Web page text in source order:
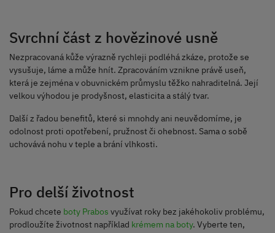
Svrchní část z hovězinové usně
Nezpracovaná kůže výrazně rychleji podléhá zkáze, protože se
vysušuje, láme a může hnít. Zpracováním vznikne právě useň,
která je zejména v obuvnickém průmyslu těžko nahraditelná. Její
velkou výhodou je prodyšnost, elasticita a stálý tvar.
Další z řadou benefitů, které si mnohdy ani neuvědomíme, je
odolnost proti opotřebení, pružnost či ohebnost. Sama o sobě
uchovává nohu v teple a brání vlhkosti.
Pro delší životnost
Pokud chcete boty Prabos využívat roky bez jakéhokoliv problému,
prodloužíte životnost například krémem na boty. Vyberte ten,